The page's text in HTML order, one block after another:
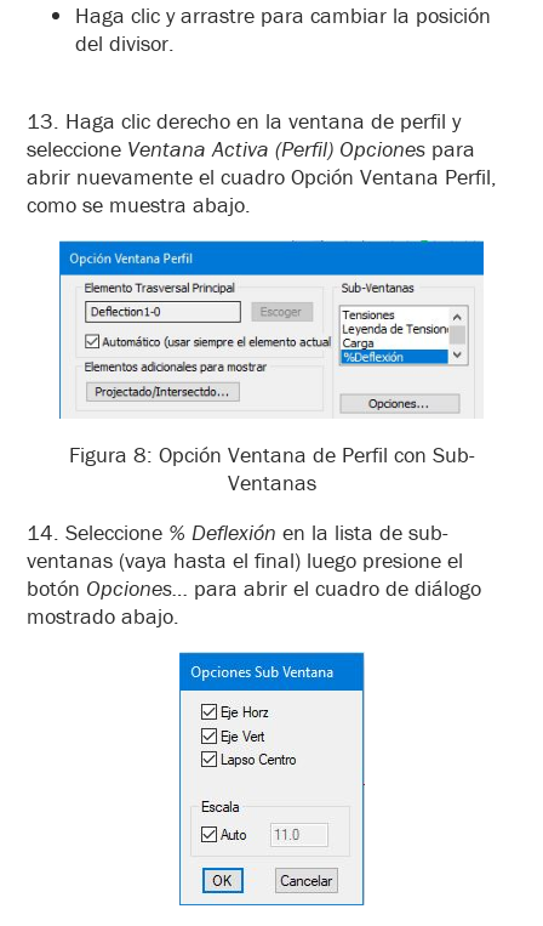
Haga clic y arrastre para cambiar la posición
del divisor.
13. Haga clic derecho en la ventana de perfil y
seleccione Ventana Activa (Perfil) Opciones para
abrir nuevamente el cuadro Opción Ventana Perfil,
como se muestra abajo.
Figura 8: Opción Ventana de Perfil con Sub-
Ventanas
14. Seleccione % Deflexión en la lista de sub-
ventanas (vaya hasta el final) luego presione el
botón Opciones… para abrir el cuadro de diálogo
mostrado abajo.